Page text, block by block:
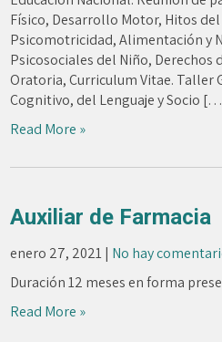
Físico, Desarrollo Motor, Hitos
Psicomotricidad, Alimentación y
Psicosociales del Niño,
Oratoria, Curriculum Vitae. Taller
Cognitivo, del Lenguaje y Socio
Read More »
Auxiliar de Farmacia
enero 27, 2021| No hay
Duración 12 meses en forma
Read More »